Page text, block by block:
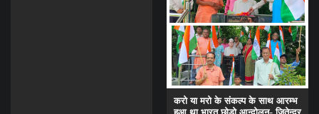
करो या मरो के संकल्प के साथ आरम्भ